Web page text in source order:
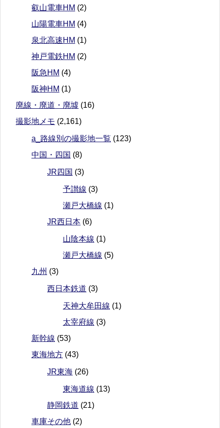
叡山電車HM (2)
山陽電車HM (4)
泉北高速HM (1)
神戸電鉄HM (2)
阪急HM (4)
阪神HM (1)
廃線・廃道・廃墟 (16)
撮影地メモ (2,161)
a_路線別の撮影地一覧 (123)
中国・四国 (8)
JR四国 (3)
予讃線 (3)
瀬戸大橋線 (1)
JR西日本 (6)
山陰本線 (1)
瀬戸大橋線 (5)
九州 (3)
西日本鉄道 (3)
天神大牟田線 (1)
太宰府線 (3)
新幹線 (53)
東海地方 (43)
JR東海 (26)
東海道線 (13)
静岡鉄道 (21)
車庫その他 (2)